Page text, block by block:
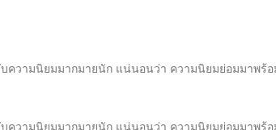
ความนิยมมากมายนัก แน่นอนว่า ความนิยมย่อมมาพร้อ
ความนิยมมากมายนัก แน่นอนว่า ความนิยมย่อมมาพร้อ